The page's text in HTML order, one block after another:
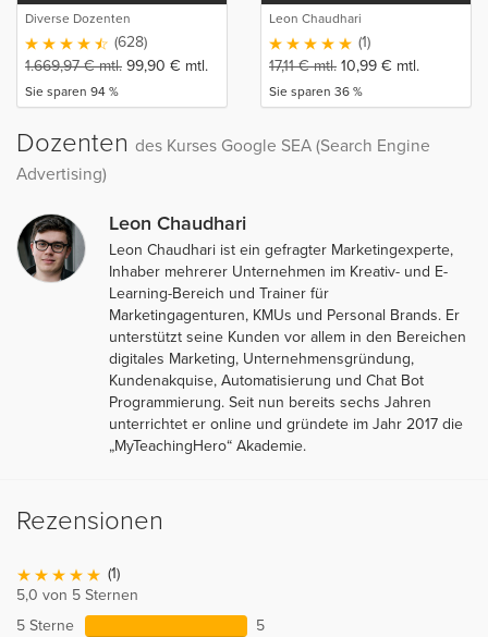
Diverse Dozenten
(628)
1.669,97€mtl. 99,90 € mtl.
Sie sparen 94 %
Komplette Marketing, SEO,
SEA und Kundenakquise
Kurs
Leon Chaudhari
(1)
17,11€mtl. 10,99 € mtl.
Sie sparen 36 %
Dozenten des Kurses Google SEA (Search Engine
Advertising)
Leon Chaudhari
Leon Chaudhari ist ein gefragter Marketingexperte,
Inhaber mehrerer Unternehmen im Kreativ- und E-
Learning-Bereich und Trainer für
Marketingagenturen, KMUs und Personal Brands. Er
unterstützt seine Kunden vor allem in den Bereichen
digitales Marketing, Unternehmensgründung,
Kundenakquise, Automatisierung und Chat Bot
Programmierung. Seit nun bereits sechs Jahren
unterrichtet er online und gründete im Jahr 2017 die
„MyTeachingHero“ Akademie.
Rezensionen
(1)
5,0 von 5 Sternen
5 Sterne
5